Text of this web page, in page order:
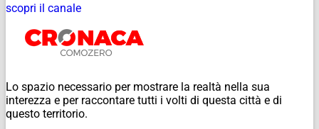
scopri il canale
Lo spazio necessario per mostrare la realtà nella sua
interezza e per raccontare tutti i volti di questa città e di
questo territorio.